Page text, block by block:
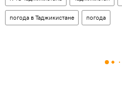
погода в Таджикистане погода